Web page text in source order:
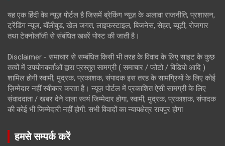
यह एक हिंदी वेब न्यूज़ पोर्टल है जिसमें ब्रेकिंग न्यूज़ के अलावा राजनीति, प्रशासन,
ट्रेंडिंग न्यूज, बॉलीवुड, खेल जगत, लाइफस्टाइल, बिजनेस, सेहत, ब्यूटी, रोजगार
तथा टेक्नोलॉजी से संबंधित खबरें पोस्ट की जाती है।
Disclaimer - समाचार से सम्बंधित किसी भी तरह के विवाद के लिए साइट के कुछ
तत्वों में उपयोगकर्ताओं द्वारा प्रस्तुत सामग्री ( समाचार / फोटो / विडियो आदि )
शामिल होगी स्वामी, मुद्रक, प्रकाशक, संपादक इस तरह के सामग्रियों के लिए कोई
ज़िम्मेदार नहीं स्वीकार करता है। न्यूज़ पोर्टल में प्रकाशित ऐसी सामग्री के लिए
संवाददाता / खबर देने वाला स्वयं जिम्मेदार होगा, स्वामी, मुद्रक, प्रकाशक, संपादक
की कोई भी जिम्मेदारी नहीं होगी. सभी विवादों का न्यायक्षेत्र रायपुर होगा
हमसे सम्पर्क करें